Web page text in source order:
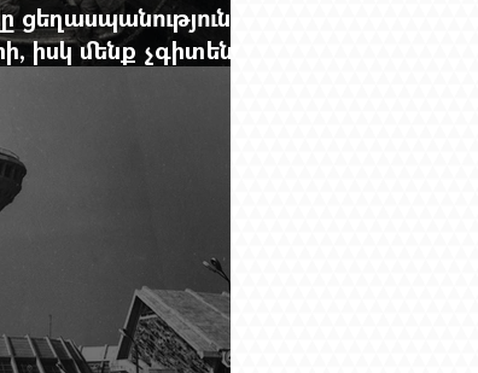
իսկ մենք չգիտենք
Սաձո Հիբիի